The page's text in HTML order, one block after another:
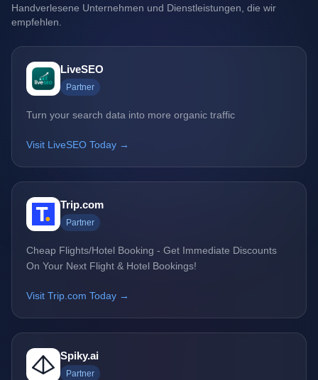
Handverlesene Unternehmen und Dienstleistungen, die wir
empfehlen.
LiveSEO
Partner
Turn your search data into more organic traffic
Visit LiveSEO Today →
Trip.com
Partner
Cheap Flights/Hotel Booking - Get Immediate Discounts
On Your Next Flight & Hotel Bookings!
Visit Trip.com Today →
Spiky.ai
Partner